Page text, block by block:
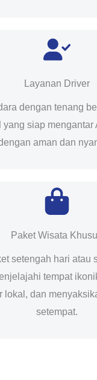
Layanan Driver
dengan tenang
yang siap mengantar
aman dan
Paket Wisata
setengah hari atau
tempat
lokal, dan
setempat.